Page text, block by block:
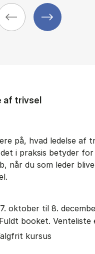
af trivsel
på, hvad ledelse af
i praksis betyder
når du som leder
oktober til 8.
Fuldt booket. Venteliste
kursus